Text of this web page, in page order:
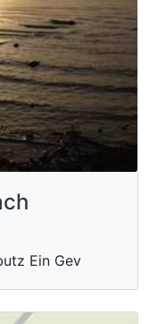
Ein Gev